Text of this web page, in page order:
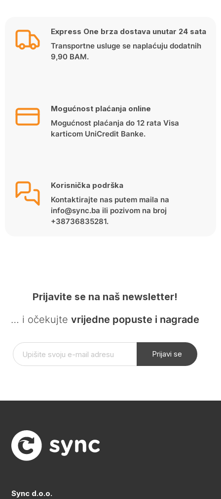
Express One brza dostava unutar 24 sata
Transportne usluge se naplaćuju dodatnih
9,90 BAM.
Mogućnost plaćanja online
Mogućnost plaćanja do 12 rata Visa
karticom UniCredit Banke.
Korisnička podrška
Kontaktirajte nas putem maila na
info@sync.ba ili pozivom na broj
+38736835281.
Prijavite se na naš newsletter!
… i očekujte vrijedne popuste i nagrade
Prijavi se
Sync d.o.o.